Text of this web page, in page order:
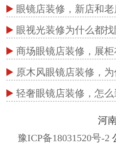
眼镜店装修，新店和
眼视光装修为什么都找
商场眼镜店装修，展
原木风眼镜店装修，
轻奢眼镜店装修，怎
河
豫ICP备18031520号-2